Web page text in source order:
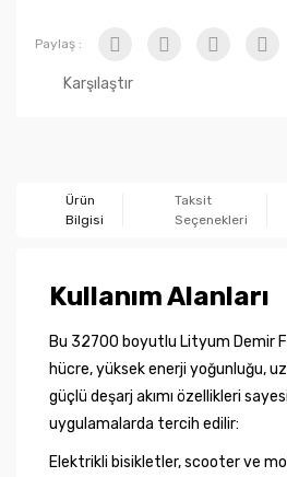
Paylaş :
Karşılaştır
Ürün
Bilgisi
Taksit
Seçenekleri
Kullanım Alanları
Bu 32700 boyutlu Lityum Demir
hücre, yüksek enerji yoğunluğu,
güçlü deşarj akımı özellikleri
uygulamalarda tercih edilir:
Elektrikli bisikletler, scooter ve